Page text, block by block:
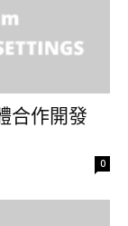
合作開發
0